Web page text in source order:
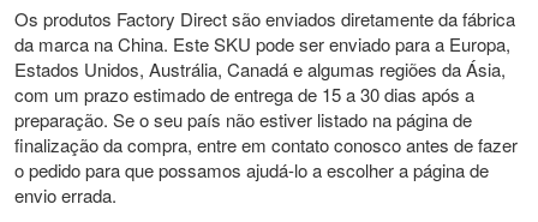
Os produtos Factory Direct são enviados diretamente da fábrica
da marca na China. Este SKU pode ser enviado para a Europa,
Estados Unidos, Austrália, Canadá e algumas regiões da Ásia,
com um prazo estimado de entrega de 15 a 30 dias após a
preparação. Se o seu país não estiver listado na página de
finalização da compra, entre em contato conosco antes de fazer
o pedido para que possamos ajudá-lo a escolher a página de
envio errada.